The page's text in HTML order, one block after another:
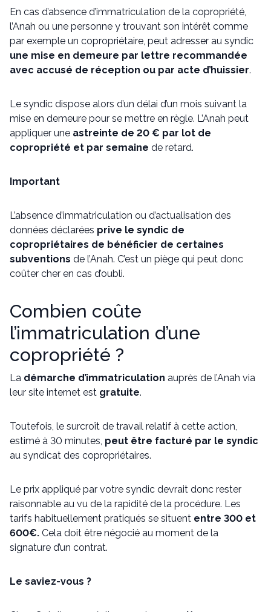
En cas d’absence d’immatriculation de la copropriété,
l’Anah ou une personne y trouvant son intérêt comme
par exemple un copropriétaire, peut adresser au syndic
une mise en demeure par lettre recommandée
avec accusé de réception ou par acte d’huissier.
Le syndic dispose alors d’un délai d’un mois suivant la
mise en demeure pour se mettre en règle. L’Anah peut
appliquer une astreinte de 20 € par lot de
copropriété et par semaine de retard.
Important
L’absence d’immatriculation ou d’actualisation des
données déclarées prive le syndic de
copropriétaires de bénéficier de certaines
subventions de l’Anah. C’est un piège qui peut donc
coûter cher en cas d’oubli.
Combien coûte
l’immatriculation d’une
copropriété ?
La démarche d’immatriculation auprès de l’Anah via
leur site internet est gratuite.
Toutefois, le surcroît de travail relatif à cette action,
estimé à 30 minutes, peut être facturé par le syndic
au syndicat des copropriétaires.
Le prix appliqué par votre syndic devrait donc rester
raisonnable au vu de la rapidité de la procédure. Les
tarifs habituellement pratiqués se situent entre 300 et
600€. Cela doit être négocié au moment de la
signature d’un contrat.
Le saviez-vous ?